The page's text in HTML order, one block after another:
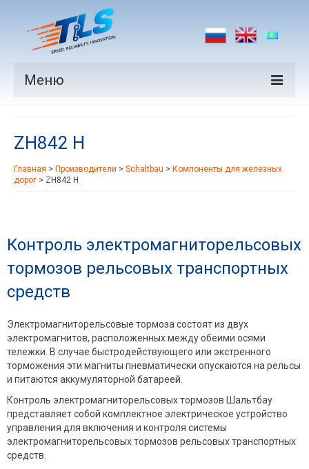
Меню
Производители
Рынки
ZH842 H
Главная > Производители > Schaltbau > Компоненты для железных
дорог > ZH842 H
Контроль электромагниторельсовых
тормозов рельсовых транспортных
средств
Электромагниторельсовые тормоза состоят из двух
электромагнитов, расположенных между обеими осями
тележки. В случае быстродействующего или экстренного
торможения эти магниты пневматически опускаются на рельсы
и питаются аккумуляторной батареей.
Контроль электромагниторельсовых тормозов Шальтбау
представляет собой комплектное электрическое устройство
управления для включения и контроля системы
электромагниторельсовых тормозов рельсовых транспортных
средств.